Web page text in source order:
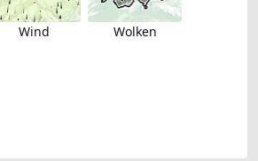
Wind Wolken